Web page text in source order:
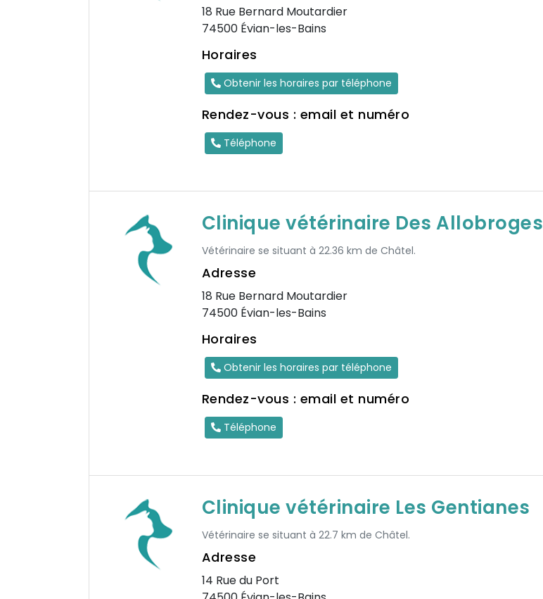
18 Rue Bernard Moutardier
74500 Évian-les-Bains
Horaires
Obtenir les horaires par téléphone
Rendez-vous : email et numéro
Téléphone
Clinique vétérinaire Des Allobroges
Vétérinaire se situant à 22.36 km de Châtel.
Adresse
18 Rue Bernard Moutardier
74500 Évian-les-Bains
Horaires
Obtenir les horaires par téléphone
Rendez-vous : email et numéro
Téléphone
Clinique vétérinaire Les Gentianes
Vétérinaire se situant à 22.7 km de Châtel.
Adresse
14 Rue du Port